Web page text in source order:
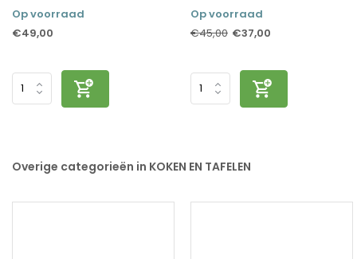
Op voorraad
€49,00
Op voorraad
€45,00 €37,00
Overige categorieën in KOKEN EN TAFELEN